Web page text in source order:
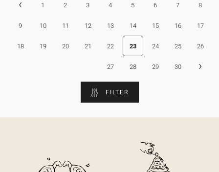
‹ 1 2 3 4 5 6 7 8
9 10 11 12 13 14 15 16 17
18 19 20 21 22 23 24 25 26
27 28 29 30 ›
FILTER